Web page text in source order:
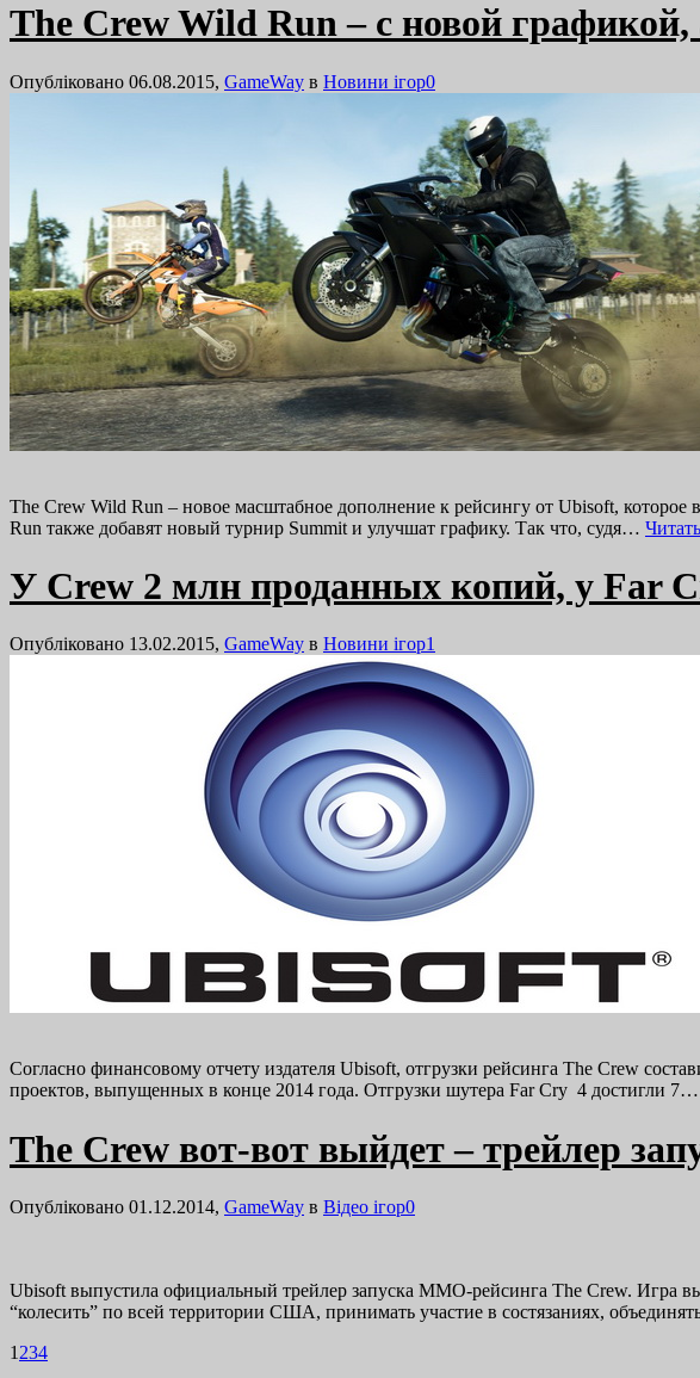
The Crew Wild Run – с новой
Опубліковано 06.08.2015, GameWay в Новини ігор0
The Crew Wild Run – новое масштабное дополнение к рейсингу от Ubisoft,
Run также добавят новый турнир Summit и улучшат графику. Так что, судя…
У Crew 2 млн проданных копий, у Far
Опубліковано 13.02.2015, GameWay в Новини ігор1
Согласно финансовому отчету издателя Ubisoft, отгрузки рейсинга The Crew
проектов, выпущенных в конце 2014 года. Отгрузки шутера Far Cry 4 достигли 7…
The Crew вот-вот выйдет – трейлер
Опубліковано 01.12.2014, GameWay в Відео ігор0
Ubisoft выпустила официальный трейлер запуска ММО-рейсинга The Crew. Игра
“колесить” по всей территории США, принимать участие в состязаниях,
1 234